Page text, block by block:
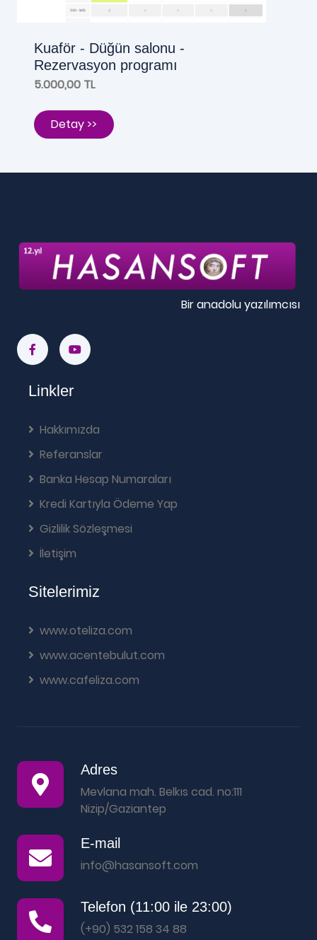
Kuaför - Düğün salonu -
Rezervasyon programı
5.000,00 TL
Detay >>
Bir anadolu yazılımcısı
Linkler
Hakkımızda
Referanslar
Banka Hesap Numaraları
Kredi Kartıyla Ödeme Yap
Gizlilik Sözleşmesi
İletişim
Sitelerimiz
www.oteliza.com
www.acentebulut.com
www.cafeliza.com
Adres
Mevlana mah. Belkıs cad. no:111
Nizip/Gaziantep
E-mail
info@hasansoft.com
Telefon (11:00 ile 23:00)
(+90) 532 158 34 88